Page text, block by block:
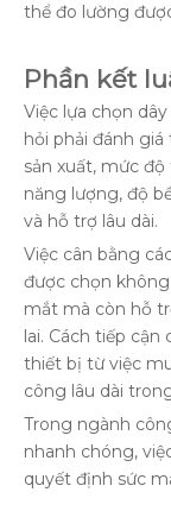
thể đo lường
Phần kết
Việc lựa chọn
hỏi phải đánh
sản xuất, mức độ
năng lượng, độ
và hỗ trợ lâu dài.
Việc cân bằng
được chọn
mắt mà còn hỗ
lai. Cách tiếp
thiết bị từ việc
công lâu dài
Trong ngành
nhanh chóng,
quyết định sức